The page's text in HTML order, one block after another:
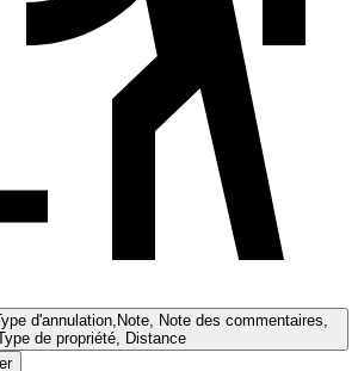
d'annulation,Note, Note des commentaires,
de propriété, Distance